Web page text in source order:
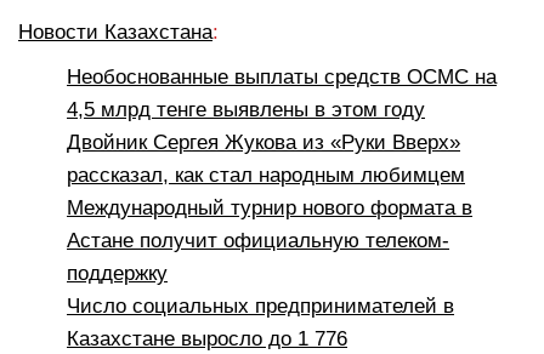
Новости Казахстана:
Необоснованные выплаты средств ОСМС на
4,5 млрд тенге выявлены в этом году
Двойник Сергея Жукова из «Руки Вверх»
рассказал, как стал народным любимцем
Международный турнир нового формата в
Астане получит официальную телеком-
поддержку
Число социальных предпринимателей в
Казахстане выросло до 1 776